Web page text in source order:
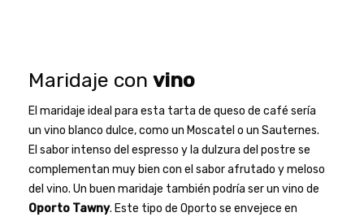
Maridaje con vino
El maridaje ideal para esta tarta de queso de café sería
un vino blanco dulce, como un Moscatel o un Sauternes.
El sabor intenso del espresso y la dulzura del postre se
complementan muy bien con el sabor afrutado y meloso
del vino. Un buen maridaje también podría ser un vino de
Oporto Tawny. Este tipo de Oporto se envejece en